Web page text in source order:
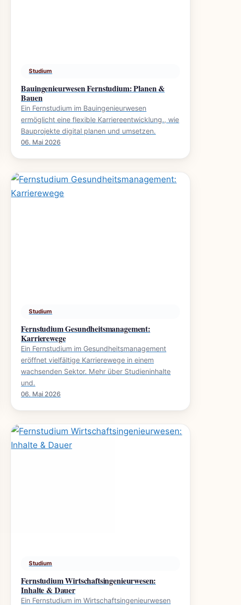
Studium
Bauingenieurwesen Fernstudium: Planen &
Bauen
Ein Fernstudium im Bauingenieurwesen
ermöglicht eine flexible Karriereentwicklung., wie
Bauprojekte digital planen und umsetzen.
06. Mai 2026
Studium
Fernstudium Gesundheitsmanagement:
Karrierewege
Ein Fernstudium im Gesundheitsmanagement
eröffnet vielfältige Karrierewege in einem
wachsenden Sektor. Mehr über Studieninhalte
und.
06. Mai 2026
Studium
Fernstudium Wirtschaftsingenieurwesen:
Inhalte & Dauer
Ein Fernstudium im Wirtschaftsingenieurwesen